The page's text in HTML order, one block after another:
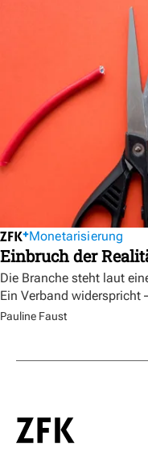
Monetarisierung
Einbruch der
Die Branche steht laut
Ein Verband widerspricht
Pauline Faust